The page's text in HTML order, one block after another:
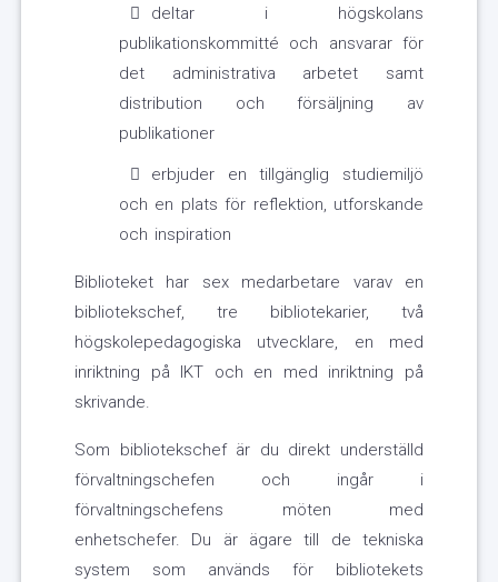
deltar i högskolans
publikationskommitté och ansvarar för
det administrativa arbetet samt
distribution och försäljning av
publikationer
erbjuder en tillgänglig studiemiljö
och en plats för reflektion, utforskande
och inspiration
Biblioteket har sex medarbetare varav en
bibliotekschef, tre bibliotekarier, två
högskolepedagogiska utvecklare, en med
inriktning på IKT och en med inriktning på
skrivande.
Som bibliotekschef är du direkt underställd
förvaltningschefen och ingår i
förvaltningschefens möten med
enhetschefer. Du är ägare till de tekniska
system som används för bibliotekets